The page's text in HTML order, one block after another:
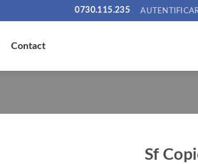
0730.115.235
Contact
Sf